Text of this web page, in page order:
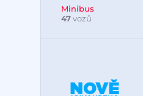
Minibus
47vozů